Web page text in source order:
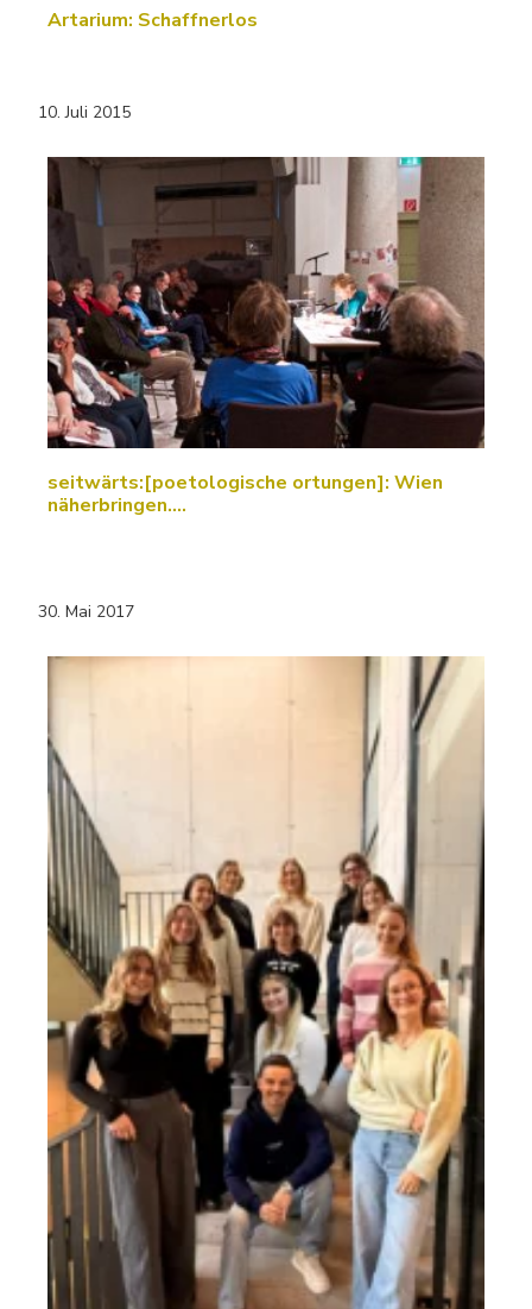
Artarium: Schaffnerlos
10. Juli 2015
seitwärts:[poetologische ortungen]: Wien
näherbringen....
30. Mai 2017